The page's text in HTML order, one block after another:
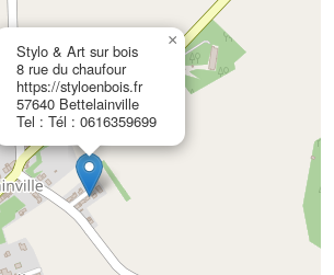
Stylo & Art sur bois
8 rue du chaufour
https://styloenbois.fr
57640 Bettelainville
Tel : Tél : 0616359699
×